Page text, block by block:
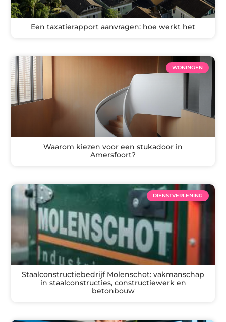
Een taxatierapport aanvragen: hoe werkt het
WONINGEN
Waarom kiezen voor een stukadoor in
Amersfoort?
DIENSTVERLENING
Staalconstructiebedrijf Molenschot: vakmanschap
in staalconstructies, constructiewerk en
betonbouw